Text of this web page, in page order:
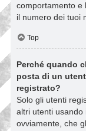
comportamento e
il numero dei tuoi
Top
Perché quando
posta di un
registrato?
Solo gli utenti
altri utenti usando
ovviamente, che